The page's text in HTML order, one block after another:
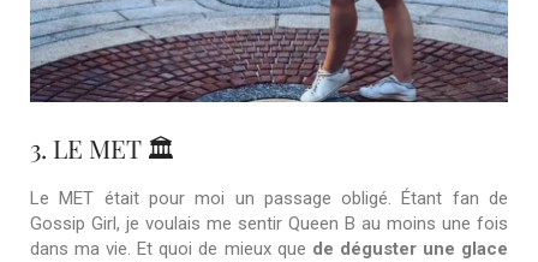
3. LE MET 🏛️
Le MET était pour moi un passage obligé. Étant fan de
Gossip Girl, je voulais me sentir Queen B au moins une fois
dans ma vie. Et quoi de mieux que de déguster une glace